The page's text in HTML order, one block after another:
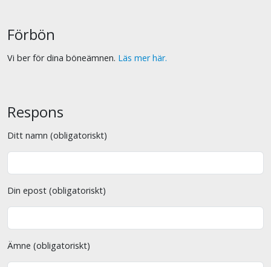
Förbön
Vi ber för dina böneämnen. Läs mer här.
Respons
Ditt namn (obligatoriskt)
Din epost (obligatoriskt)
Ämne (obligatoriskt)